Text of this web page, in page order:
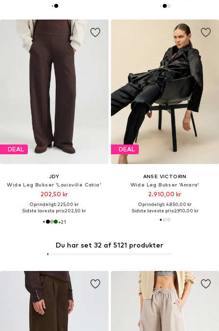
DEAL
JDY
Wide Leg Bukser 'Louisville Catia'
202,50 kr
Oprindeligt: 225,00 kr
Sidste laveste pris:202,50 kr
+21
DEAL
ANSE VICTORIN
Wide Leg Bukser 'Amara'
2.910,00 kr
Oprindeligt: 4.850,00 kr
Sidste laveste pris:2.910,00 kr
Du har set 32 af 5121 produkter